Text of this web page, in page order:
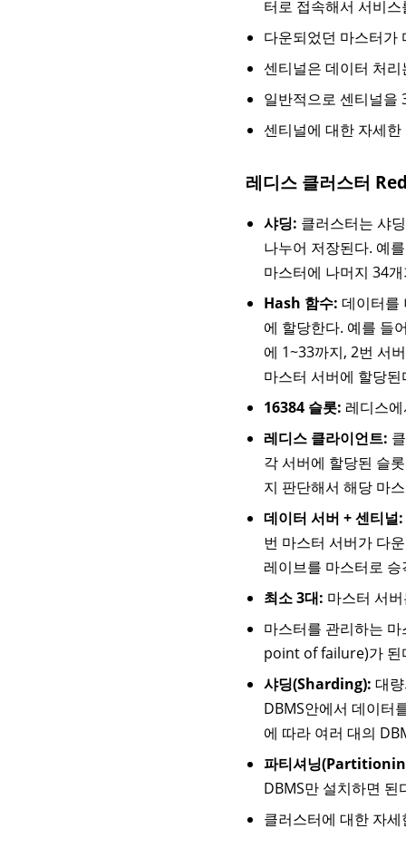
터로 접속해서 서비
다운되었던 마스터가
센티널은 데이터 처
일반적으로 센티널을
센티널에 대한 자세
레디스 클러스터
샤딩: 클러스터는 샤
나누어 저장된다. 예
마스터에 나머지 34
Hash 함수: 데이터를
에 할당한다. 예를 들
에 1~33까지, 2번 서
마스터 서버에 할당된
16384 슬롯: 레디스
레디스 클라이언트:
각 서버에 할당된 슬
지 판단해서 해당 마
데이터 서버 + 센티널:
번 마스터 서버가 다
레이브를 마스터로
최소 3대: 마스터 서
마스터를 관리하는
point of failure)가 된
샤딩(Sharding): 대
DBMS안에서 데이터
에 따라 여러 대의
파티셔닝
DBMS만 설치하면 된
클러스터에 대한 자